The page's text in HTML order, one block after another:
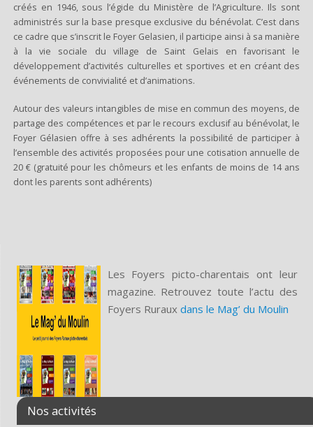
créés en 1946, sous l’égide du Ministère de l’Agriculture. Ils sont
administrés sur la base presque exclusive du bénévolat. C’est dans
ce cadre que s’inscrit le Foyer Gelasien, il participe ainsi à sa manière
à la vie sociale du village de Saint Gelais en favorisant le
développement d’activités culturelles et sportives et en créant des
événements de convivialité et d’animations.
Autour des valeurs intangibles de mise en commun des moyens, de
partage des compétences et par le recours exclusif au bénévolat, le
Foyer Gélasien offre à ses adhérents la possibilité de participer à
l’ensemble des activités proposées pour une cotisation annuelle de
20 € (gratuité pour les chômeurs et les enfants de moins de 14 ans
dont les parents sont adhérents)
Les Foyers picto-charentais ont leur
magazine. Retrouvez toute l’actu des
Foyers Ruraux dans le Mag’ du Moulin
Nos activités